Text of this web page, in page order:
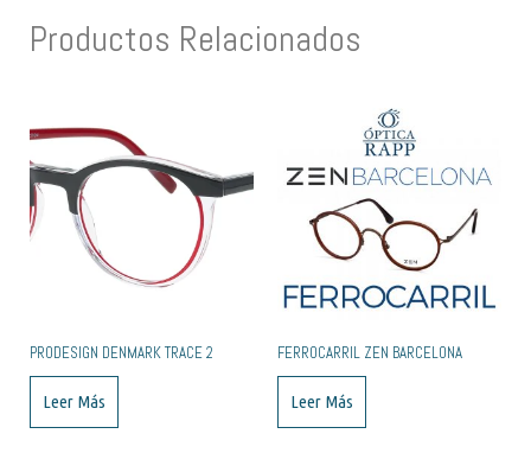
Productos Relacionados
PRODESIGN DENMARK TRACE 2
Leer Más
FERROCARRIL ZEN BARCELONA
Leer Más